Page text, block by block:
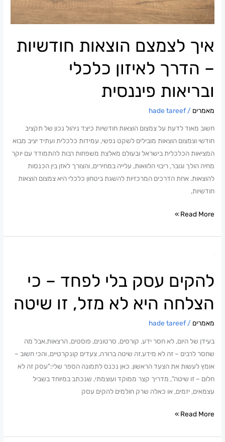
איך לצמצם הוצאות חודשיות
– הדרך לאיזון כלכלי
ובריאות פיננסית
מאמרים /
hade tareef
חשוב מאוד לדעת על צמצום הוצאות חודשיות כיצד ניהול נכון של תקציב
חודשי וצמצום הוצאות מובילים לשקט נפשי, עמידות כלכלית ועתיד יציב מבוא
המציאות הכלכלית בישראל ובעולם מאלצת משפחות רבות להתמודד עם יוקר
מחיה הולך וגובר, ריבוי הלוואות, עלייה במחירים, והצורך לאזן בין הכנסות
להוצאות. אחת הדרכים המרכזיות להשגת ביטחון כלכלי היא צמצום הוצאות
חודשיות,
Read More »
להקים עסק בלי לפחד – כי
הצלחה היא לא מזל, זו שיטה
מאמרים /
hade tareef
בעידן של היום, לא חסר ידע. קורסים, סרטונים, פוסטים, הרצאות.אבל מה
שחסר לרבים – זה לא מידע.זה שיטה ברורה, צעדים קונקרטיים, והכי חשוב –
אומץ לעשות את הצעד הראשון. כאן נכנס לתמונה הספר שלי:"עסק זה לא
חלום – זו שיטה", מדריך קצר ממוקד ועוצמתי, שנכתב במיוחד בשביל
עצמאים, יזמים, או כאלה שרק חולמים להקים עסק
להקים
בלי
–
הצלחה
היא
לא
מזל,
זו
שיטה
Read More »